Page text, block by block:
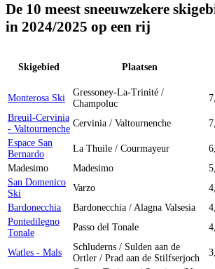
De 10 meest sneeuwzekere
in 2024/2025 op een rij
Skigebied Plaatsen
Monterosa Ski
Gressoney-La-Trinité /
Champoluc
Breuil-Cervinia
- Valtournenche
Cervinia / Valtournenche
Espace San
Bernardo
La Thuile / Courmayeur
Madesimo
Madesimo
San Domenico
Ski
Varzo
Bardonecchia
Bardonecchia / Alagna Valsesia
Pontedilegno
Tonale
Passo del Tonale
Watles - Mals
Schluderns / Sulden aan de
Ortler / Prad aan de Stilfserjoch